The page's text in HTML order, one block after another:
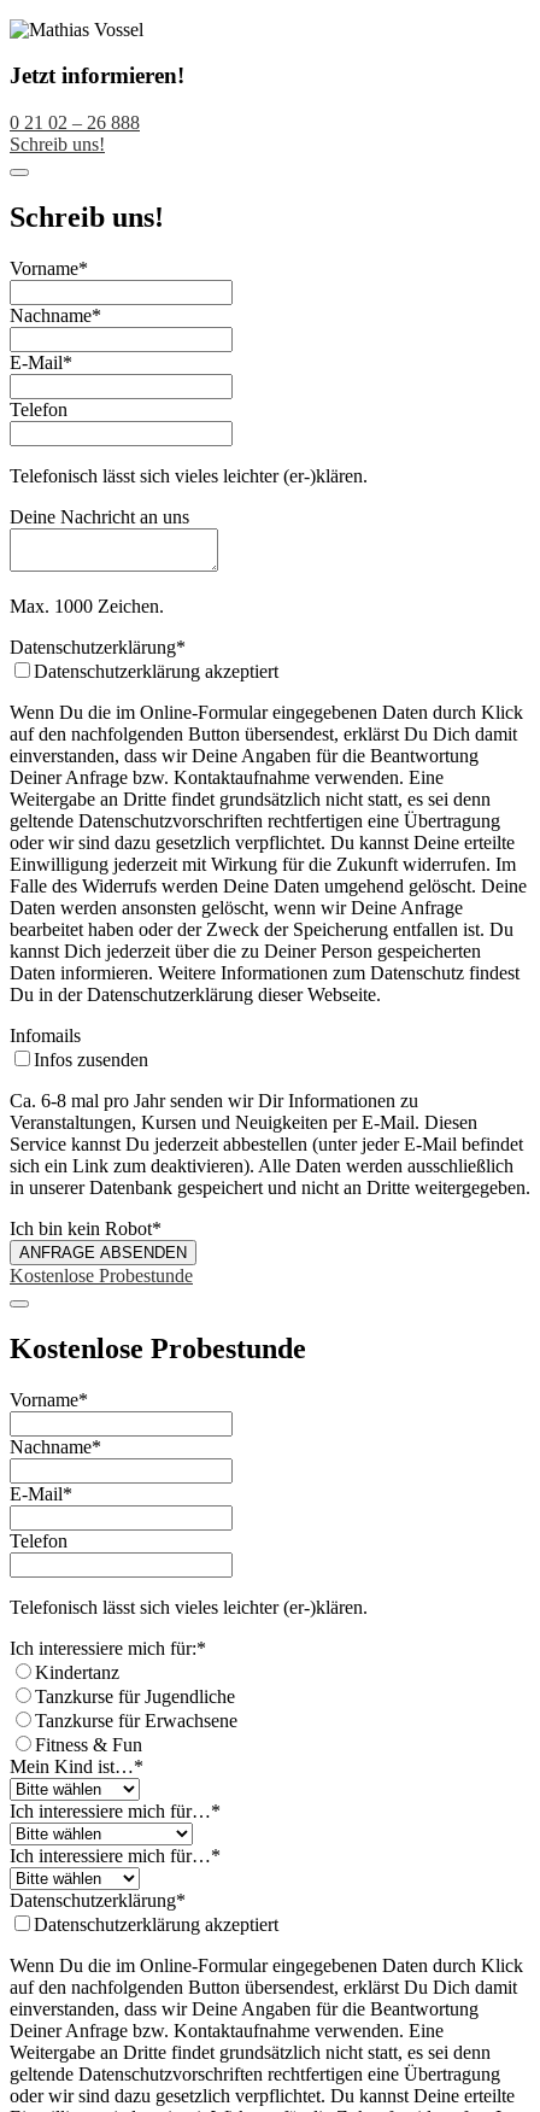
Jetzt informieren!
0 21 02 – 26 888
Schreib uns!
Schreib uns!
Email
Vorname*
Nachname*
E-Mail*
Telefon
Telefonisch lässt sich vieles leichter (er-)klären.
Deine Nachricht an uns
Max. 1000 Zeichen.
Datenschutzerklärung*
Datenschutzerklärung akzeptiert
Wenn Du die im Online-Formular eingegebenen Daten durch Klick
auf den nachfolgenden Button übersendest, erklärst Du Dich damit
einverstanden, dass wir Deine Angaben für die Beantwortung
Deiner Anfrage bzw. Kontaktaufnahme verwenden. Eine
Weitergabe an Dritte findet grundsätzlich nicht statt, es sei denn
geltende Datenschutzvorschriften rechtfertigen eine Übertragung
oder wir sind dazu gesetzlich verpflichtet. Du kannst Deine erteilte
Einwilligung jederzeit mit Wirkung für die Zukunft widerrufen. Im
Falle des Widerrufs werden Deine Daten umgehend gelöscht. Deine
Daten werden ansonsten gelöscht, wenn wir Deine Anfrage
bearbeitet haben oder der Zweck der Speicherung entfallen ist. Du
kannst Dich jederzeit über die zu Deiner Person gespeicherten
Daten informieren. Weitere Informationen zum Datenschutz findest
Du in der Datenschutzerklärung dieser Webseite.
Infomails
Infos zusenden
Ca. 6-8 mal pro Jahr senden wir Dir Informationen zu
Veranstaltungen, Kursen und Neuigkeiten per E-Mail. Diesen
Service kannst Du jederzeit abbestellen (unter jeder E-Mail befindet
sich ein Link zum deaktivieren). Alle Daten werden ausschließlich
in unserer Datenbank gespeichert und nicht an Dritte weitergegeben.
Ich bin kein Robot*
ANFRAGE ABSENDEN
Kostenlose Probestunde
Kostenlose Probestunde
Email
Vorname*
Nachname*
E-Mail*
Telefon
Telefonisch lässt sich vieles leichter (er-)klären.
Ich interessiere mich für:*
Kindertanz
Tanzkurse für Jugendliche
Tanzkurse für Erwachsene
Fitness & Fun
Mein Kind ist…*
Ich interessiere mich für…*
Ich interessiere mich für…*
Datenschutzerklärung*
Datenschutzerklärung akzeptiert
Wenn Du die im Online-Formular eingegebenen Daten durch Klick
auf den nachfolgenden Button übersendest, erklärst Du Dich damit
einverstanden, dass wir Deine Angaben für die Beantwortung
Deiner Anfrage bzw. Kontaktaufnahme verwenden. Eine
Weitergabe an Dritte findet grundsätzlich nicht statt, es sei denn
geltende Datenschutzvorschriften rechtfertigen eine Übertragung
oder wir sind dazu gesetzlich verpflichtet. Du kannst Deine erteilte